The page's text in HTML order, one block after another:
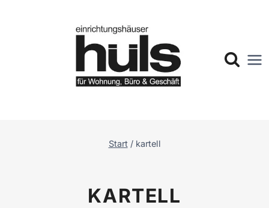
Start / kartell
KARTELL